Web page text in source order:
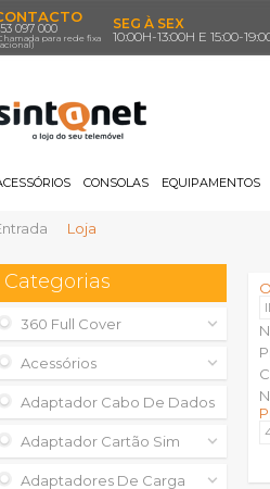
097 000
para rede fixa
SEG À SEX
10:00H-13:00H E 15:00-
CONSOLAS EQUIPAMENTOS
Loja
Categorias
360 Full Cover
Acessórios
Adaptador Cabo De Dados
Adaptador Cartão Sim
Adaptadores De Carga